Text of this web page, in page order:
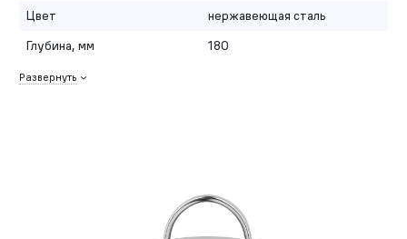
Цвет
нержавеющая сталь
Глубина, мм
180
Развернуть